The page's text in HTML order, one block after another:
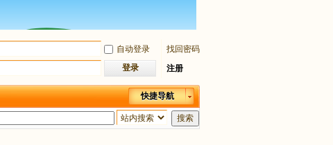
自动登录
找回密码
登录 注册
快捷导航
搜索